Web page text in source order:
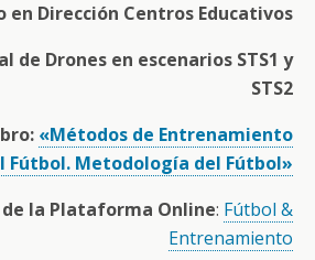
en Dirección Centros Educativos
de Drones en escenarios STS1 y
STS2
«Métodos de Entrenamiento
Fútbol. Metodología del Fútbol»
de la Plataforma Online: Fútbol &
Entrenamiento